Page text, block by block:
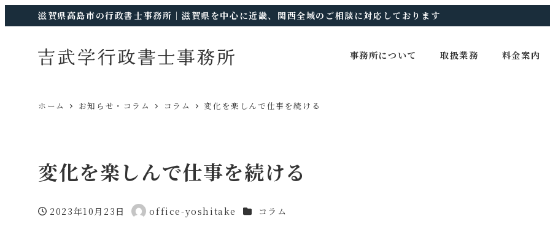
滋賀県高島市の行政書士事務所｜滋賀県を中心に近畿、関西全域のご相談に対応しております
事務所について 取扱業務 料金案内
ホーム お知らせ・コラム コラム 変化を楽しんで仕事を続ける
変化を楽しんで仕事を続ける
投稿日
2023年10月23日
著
office-yoshitake カテゴリー
コラム